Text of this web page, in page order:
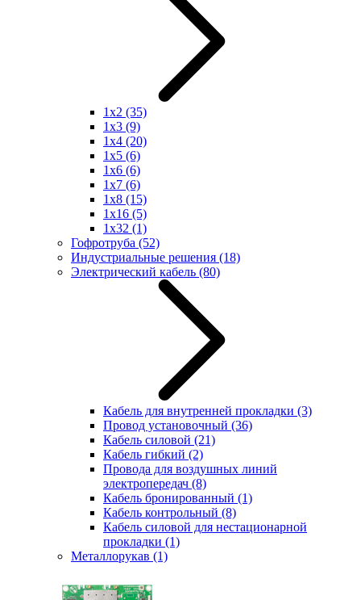
1x2 (35)
1x3 (9)
1x4 (20)
1x5 (6)
1x6 (6)
1x7 (6)
1x8 (15)
1x16 (5)
1x32 (1)
Гофротруба (52)
Индустриальные решения (18)
Электрический кабель (80)
Кабель для внутренней прокладки (3)
Провод установочный (36)
Кабель силовой (21)
Кабель гибкий (2)
Провода для воздушных линий
электропередач (8)
Кабель бронированный (1)
Кабель контрольный (8)
Кабель силовой для нестационарной
прокладки (1)
Металлорукав (1)